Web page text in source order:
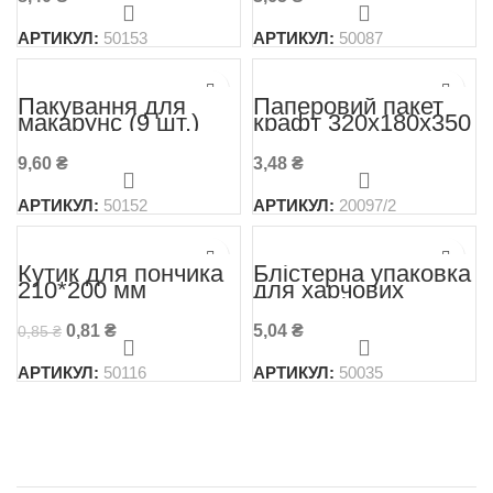
АРТИКУЛ: 50153 АРТИКУЛ: 50087
Пакування для
макарунс (9 шт.)
міді крафт
195*51*51 (50 шт/
уп)
9,60 ₴
АРТИКУЛ: 50152
Паперовий пакет
крафт 320х180х350
3,48 ₴
АРТИКУЛ: 20097/2
Кутик для пончика
210*200 мм
0,85₴ 0,81 ₴
АРТИКУЛ: 50116
Блістерна упаковка
для харчових
продуктів
155*152*77 мм
1400 мл ПЕТ ( 251 )
5,04 ₴
АРТИКУЛ: 50035